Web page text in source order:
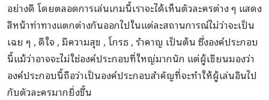
อย่างดี โดยตลอดการเล่นเกมนี้เราจะได้เห็นตัวละครต่าง ๆ แสดง
สีหน้าท่าทางแตกต่างกันออกไปในแต่ละสถานการณ์ไม่ว่าจะเป็น
เฉย ๆ , ดีใจ , มีความสุข , โกรธ , รำคาญ เป็นต้น ซึ่งองค์ประกอบ
นี้แม้ว่าอาจจะไม่ใช่องค์ประกอบที่ใหญ่มากนัก แต่ผู้เขียนมองว่า
องค์ประกอบนี้ถือว่าเป็นองค์ประกอบสำคัญที่จะทำให้ผู้เล่นอินไป
กับตัวละครมากยิ่งขึ้น